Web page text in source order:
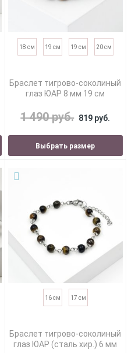
18 см 19 см 19 см 20 см
Браслет тигрово-соколиный
глаз ЮАР 8 мм 19 см
1 490 руб. 819 руб.
Выбрать размер
16 см 17 см
Браслет тигрово-соколиный
глаз ЮАР (сталь хир.) 6 мм